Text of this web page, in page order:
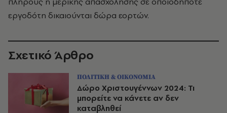
εργοδότη δικαιούνται δώρα εορτών.
Σχετικό Άρθρο
ΠΟΛΙΤΙΚΗ & ΟΙΚΟΝΟΜΙΑ
Δώρο Χριστουγέννων 2024: Τι
μπορείτε να κάνετε αν δεν
καταβληθεί